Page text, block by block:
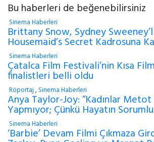
Bu haberleri de beğenebilirsiniz
Sinema Haberleri
Brittany Snow, Sydney
Housemaid’s Secret Kadrosuna
Sinema Haberleri
Çatalca Film Festivali’nin Kısa
finalistleri belli oldu
Röportaj,Sinema Haberleri
Anya Taylor-Joy: “Kadınlar
Yapmıyor; Çünkü Hayatın
Sinema Haberleri
‘Barbie’ Devam Filmi Çıkmaza